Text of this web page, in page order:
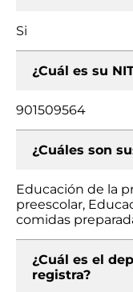
Si
¿Cuál es su
901509564
¿Cuáles son
Educación de la
preescolar,
comidas
¿Cuál es el
registra?